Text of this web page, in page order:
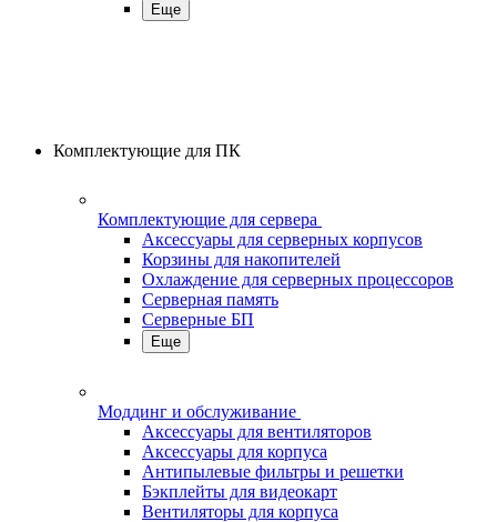
Еще
Комплектующие для ПК
Комплектующие для сервера
Аксессуары для серверных корпусов
Корзины для накопителей
Охлаждение для серверных процессоров
Серверная память
Серверные БП
Еще
Моддинг и обслуживание
Аксессуары для вентиляторов
Аксессуары для корпуса
Антипылевые фильтры и решетки
Бэкплейты для видеокарт
Вентиляторы для корпуса